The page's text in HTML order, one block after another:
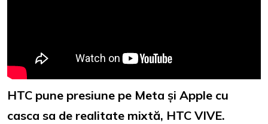
HTC pune presiune pe Meta și Apple cu
casca sa de realitate mixtă, HTC VIVE.